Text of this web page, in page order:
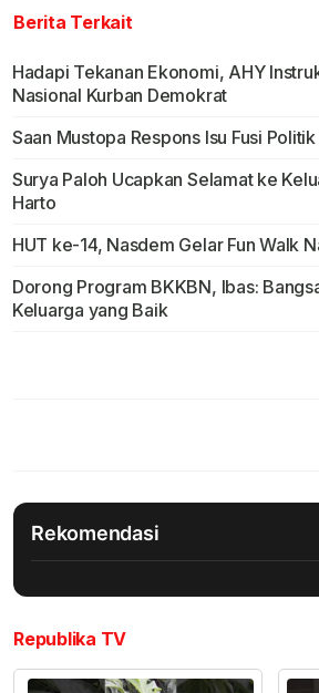
Berita Terkait
Hadapi Tekanan Ekonomi, AHY
Nasional Kurban Demokrat
Saan Mustopa Respons Isu Fusi
Surya Paloh Ucapkan Selamat ke
Harto
HUT ke-14, Nasdem Gelar Fun Walk
Dorong Program BKKBN, Ibas:
Keluarga yang Baik
Rekomendasi
Republika TV